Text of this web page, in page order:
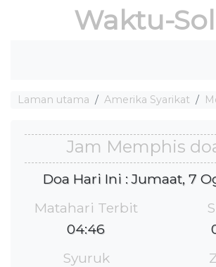
Waktu-
Laman utama Amerika Syarikat
Jam Memphis
Doa Hari Ini : Jumaat, 7
Matahari Terbit
04:46
Syuruk